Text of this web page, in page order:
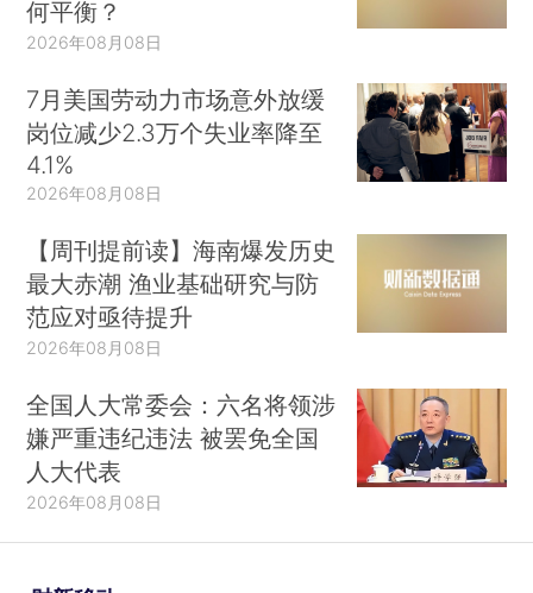
何平衡？
2026年08月08日
7月美国劳动力市场意外放缓
岗位减少2.3万个失业率降至
4.1%
2026年08月08日
【周刊提前读】海南爆发历史
最大赤潮 渔业基础研究与防
范应对亟待提升
2026年08月08日
全国人大常委会：六名将领涉
嫌严重违纪违法 被罢免全国
人大代表
2026年08月08日